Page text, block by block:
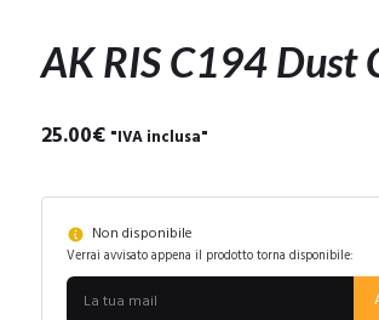
AK RIS C194 Dust
25.00€ "IVA inclusa"
Non disponibile
Verrai avvisato appena il prodotto torna disponibile: